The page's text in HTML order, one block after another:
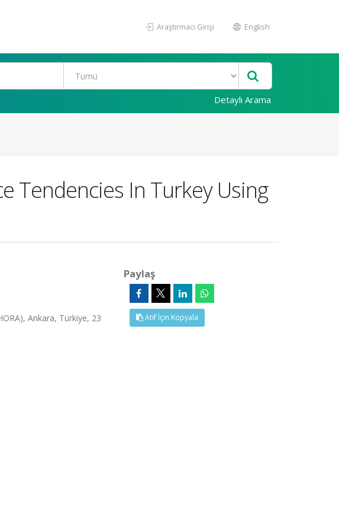
Araştırmacı Girişi English
Detaylı Arama
Tendencies In Turkey Using
Ankara, Türkiye, 23
Paylaş
Atıf İçin Kopyala